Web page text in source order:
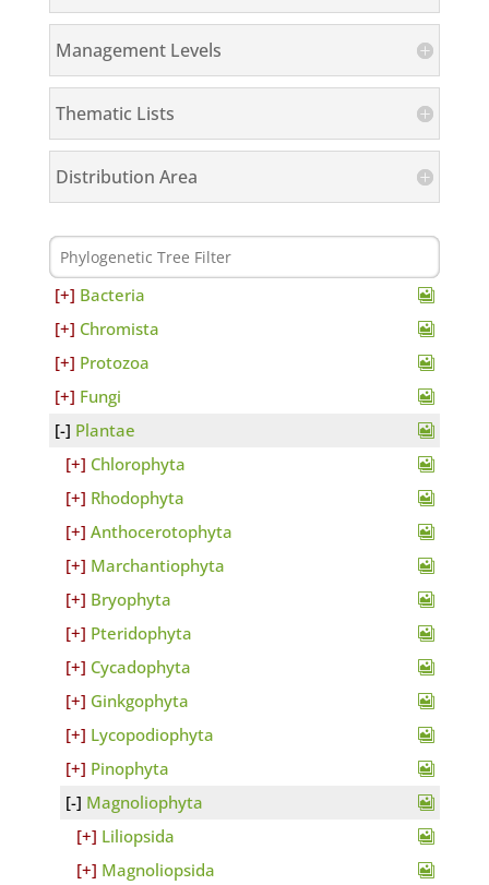
Management Levels
Thematic Lists
Distribution Area
Bacteria
Chromista
Protozoa
Fungi
Plantae
Chlorophyta
Rhodophyta
Anthocerotophyta
Marchantiophyta
Bryophyta
Pteridophyta
Cycadophyta
Ginkgophyta
Lycopodiophyta
Pinophyta
Magnoliophyta
Liliopsida
Magnoliopsida